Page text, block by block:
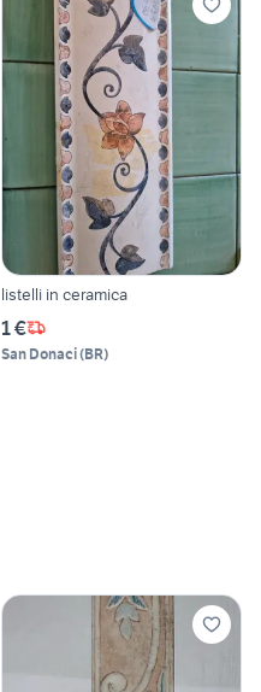
listelli in ceramica
1 €
San Donaci(BR)